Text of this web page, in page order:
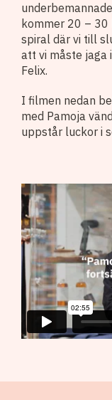
kommer 20 – 30
spiral där vi till
att vi måste jaga
Felix.
I filmen nedan
med Pamoja
uppstår luckor i